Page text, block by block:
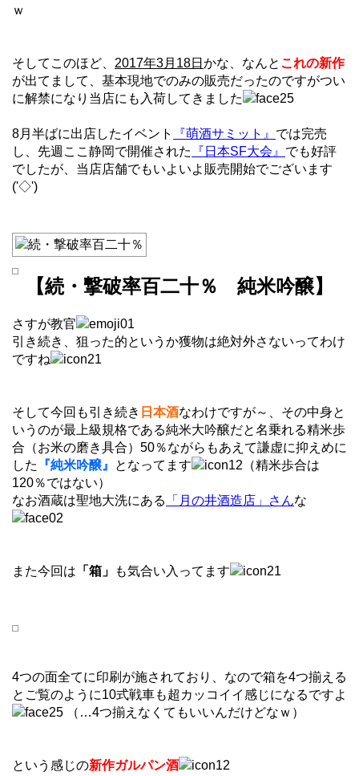
ｗ
そしてこのほど、 2017年3月18日 かな、なんと これの新作
が出てまして、基本現地でのみの販売だったのですがつい
に解禁になり当店にも入荷してきました
8月半ばに出店したイベント 『萌酒サミット』 では完売
し、先週ここ静岡で開催された
『日本SF大会』 でも好評
でしたが、当店店舗でもいよいよ販売開始でございます
('◇')ゞ
【続・撃破率百二十％ 純米吟醸】
さすが教官
引き続き、狙った的というか獲物は絶対外さないってわけ
ですね
そして今回も引き続き 日本酒なわけですが～、その中身と
いうのが最上級規格である純米大吟醸だと名乗れる精米歩
合（お米の磨き具合）50％ながらもあえて謙虚に抑えめに
した
『純米吟醸』 となってます
（精米歩合は
120％ではない）
なお酒蔵は聖地大洗にある
「月の井酒造店」さんな
また今回は 「箱」 も気合い入ってます
4つの面全てに印刷が施されており、なので箱を4つ揃える
とご覧のように10式戦車も超カッコイイ感じになるですよ
（…4つ揃えなくてもいいんだけどなｗ）
という感じの新作ガルパン酒